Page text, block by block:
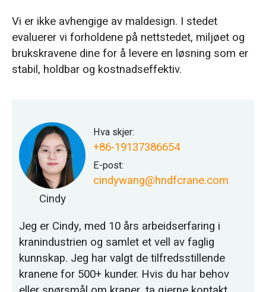
Vi er ikke avhengige av maldesign. I stedet
evaluerer vi forholdene på nettstedet, miljøet og
brukskravene dine for å levere en løsning som er
stabil, holdbar og kostnadseffektiv.
Cindy
Hva skjer:
+86-19137386654
E-post:
cindywang@hndfcrane.com
Jeg er Cindy, med 10 års arbeidserfaring i
kranindustrien og samlet et vell av faglig
kunnskap. Jeg har valgt de tilfredsstillende
kranene for 500+ kunder. Hvis du har behov